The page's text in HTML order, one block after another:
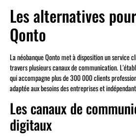
Les alternatives
Qonto
La néobanque Qonto met à disposition un service
travers plusieurs canaux de communication.
qui accompagne plus de 300 000 clients
adaptée aux besoins des entreprises et
Les canaux de
digitaux